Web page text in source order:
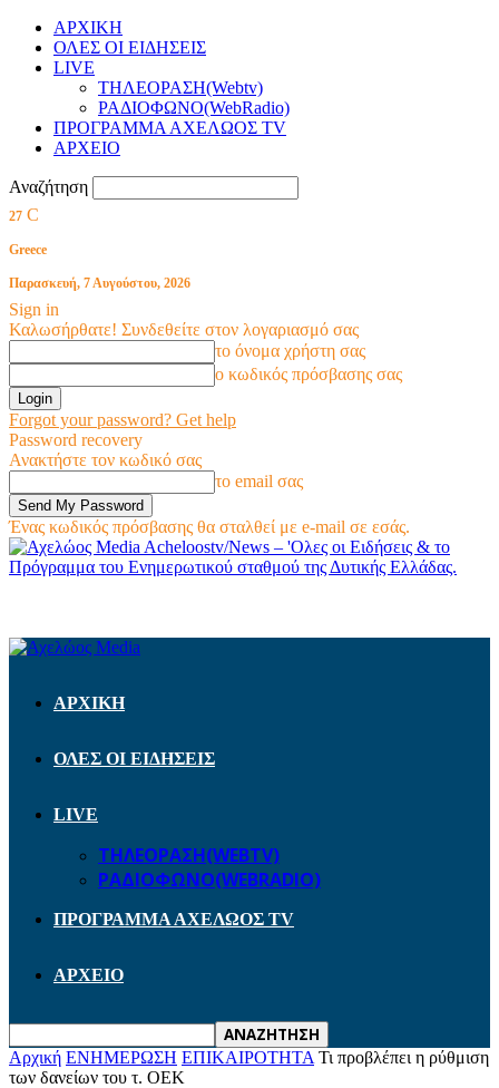
ΑΡΧΙΚΗ
ΟΛΕΣ ΟΙ ΕΙΔΗΣΕΙΣ
LIVE
ΤΗΛΕΟΡΑΣΗ(Webtv)
ΡΑΔΙΟΦΩΝΟ(WebRadio)
ΠΡΟΓΡΑΜΜΑ ΑΧΕΛΩΟΣ TV
ΑΡΧΕΙΟ
Αναζήτηση
27 C
Greece
Παρασκευή, 7 Αυγούστου, 2026
Sign in
Καλωσήρθατε! Συνδεθείτε στον λογαριασμό σας
το όνομα χρήστη σας
ο κωδικός πρόσβασης σας
Forgot your password? Get help
Password recovery
Ανακτήστε τον κωδικό σας
το email σας
Ένας κωδικός πρόσβασης θα σταλθεί με e-mail σε εσάς.
Acheloostv/News – 'Ολες οι Ειδήσεις & το
Πρόγραμμα του Ενημερωτικού σταθμού της Δυτικής Ελλάδας.
ΑΡΧΙΚΗ
ΟΛΕΣ ΟΙ ΕΙΔΗΣΕΙΣ
LIVE
ΤΗΛΕΟΡΑΣΗ(WEBTV)
ΡΑΔΙΟΦΩΝΟ(WEBRADIO)
ΠΡΟΓΡΑΜΜΑ ΑΧΕΛΩΟΣ TV
ΑΡΧΕΙΟ
Αρχική ΕΝΗΜΕΡΩΣΗ ΕΠΙΚΑΙΡΟΤΗΤΑ Τι προβλέπει η ρύθμιση
των δανείων του τ. ΟΕΚ